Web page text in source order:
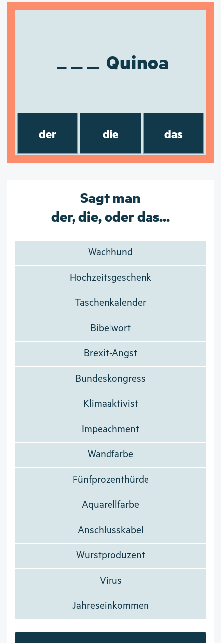
Quinoa
der die das
Sagt man
der, die, oder das...
Wachhund
Hochzeitsgeschenk
Taschenkalender
Bibelwort
Brexit-Angst
Bundeskongress
Klimaaktivist
Impeachment
Wandfarbe
Fünfprozenthürde
Aquarellfarbe
Anschlusskabel
Wurstproduzent
Virus
Jahreseinkommen